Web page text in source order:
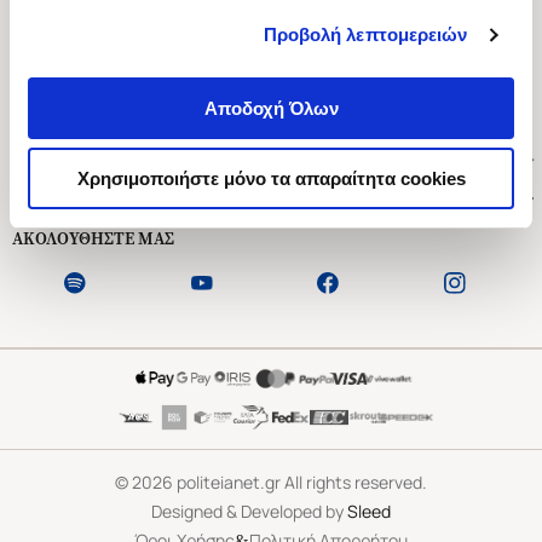
Προβολή λεπτομερειών
Αποδοχή Όλων
Χρησιμοποιήστε μόνο τα απαραίτητα cookies
Ασκληπιού 1-3, Αθήνα 106 79
Δευτέρα - Παρασκευή 09:00-21:00
Εξυπηρέτηση Πελατών
ΑΚΟΛΟΥΘΗΣΤΕ ΜΑΣ
©2026 politeianet.gr All rights reserved.
Designed & Developed bySleed